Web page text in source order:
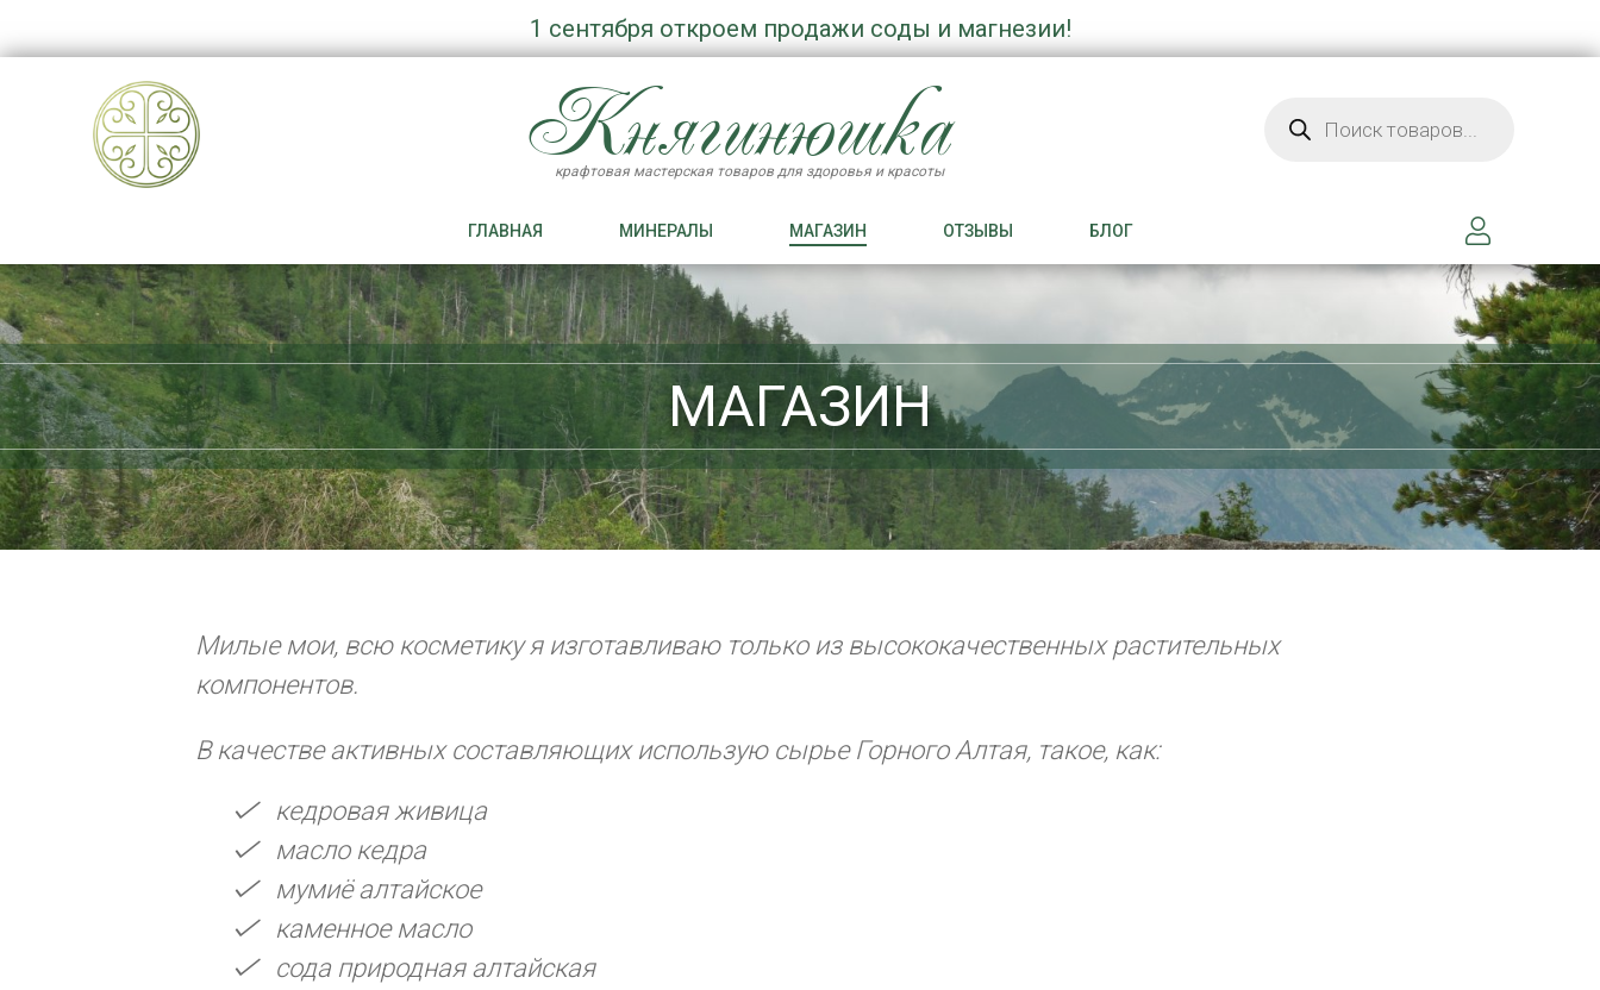
1 сентября откроем продажи соды и магнезии!
Княгинюшка
крафтовая мастерская товаров для здоровья и красоты
ГЛАВНАЯ МИНЕРАЛЫ МАГАЗИН ОТЗЫВЫ БЛОГ
МАГАЗИН
Милые мои, всю косметику я изготавливаю только из высококачественных растительных
компонентов.
В качестве активных составляющих использую сырье Горного Алтая, такое, как:
кедровая живица
масло кедра
мумиё алтайское
каменное масло
сода природная алтайская